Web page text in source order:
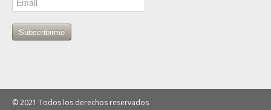
Subscribirme
© 2021 Todos los derechos reservados